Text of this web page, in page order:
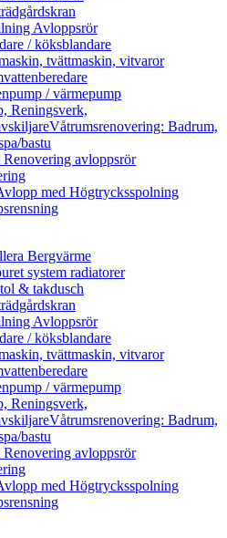
Avloppsrör
/ köksblandare
tvättmaskin, vitvaror
/ värmepump
Reningsverk,
Badrum,
bastu
avloppsrör
med Högtrycksspolning
Bergvärme
system radiatorer
& takdusch
Avloppsrör
/ köksblandare
tvättmaskin, vitvaror
/ värmepump
Reningsverk,
Badrum,
bastu
avloppsrör
med Högtrycksspolning